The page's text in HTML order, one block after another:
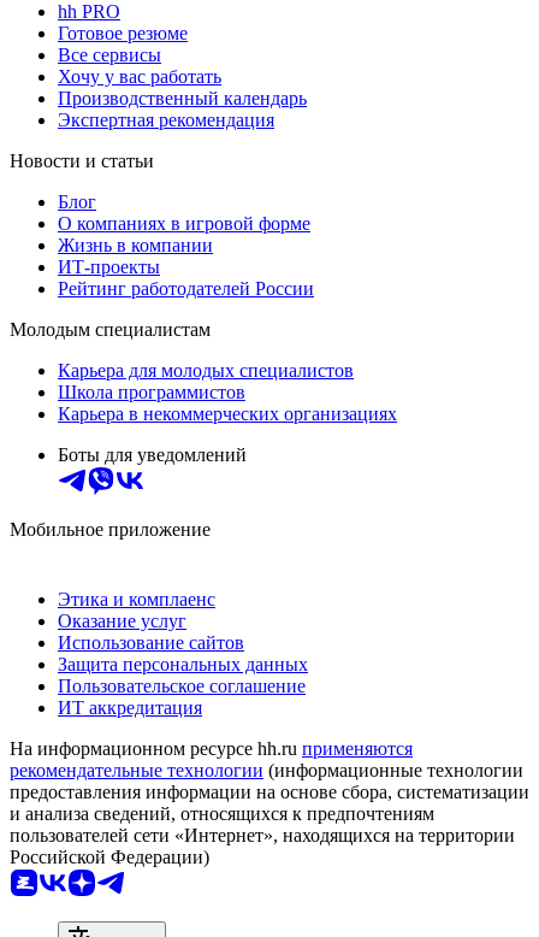
hh PRO
Готовое резюме
Все сервисы
Хочу у вас работать
Производственный календарь
Экспертная рекомендация
Новости и статьи
Блог
О компаниях в игровой форме
Жизнь в компании
ИТ-проекты
Рейтинг работодателей России
Молодым специалистам
Карьера для молодых специалистов
Школа программистов
Карьера в некоммерческих организациях
Боты для уведомлений
Мобильное приложение
Этика и комплаенс
Оказание услуг
Использование сайтов
Защита персональных данных
Пользовательское соглашение
ИТ аккредитация
На информационном ресурсе hh.ru применяются
рекомендательные технологии (информационные технологии
предоставления информации на основе сбора, систематизации
и анализа сведений, относящихся к предпочтениям
пользователей сети «Интернет», находящихся на территории
Российской Федерации)